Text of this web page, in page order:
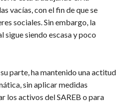
vacías, con el fin de que se
sociales. Sin embargo, la
sigue siendo escasa y poco
parte, ha mantenido una actitud
sin aplicar medidas
los activos del SAREB o para